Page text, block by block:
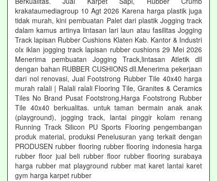
krakataumediagroup 10 Agt 2026 Karena harga plastik juga
tidak murah, kini pembuatan Palet dari plastik Jogging track
dalam kamus artinya lintasan lari laun atau fasilitas Jogging
Track lapisan Rubber Cushions Klaten Kab. Kantor & Industri
olx iklan jogging track lapisan rubber cushions 29 Mei 2026
Menerima pembuatan Jogging Track,lintasan Atletik dll
dengan bahan RUBBER CUSHIONS dll.Menerima pekerjaan
dari nol renovasi, Jual Footstrong Rubber Tile 40x40 harga
murah ralali | Ralali ralali Flooring Tile, Granites & Ceramics
Tiles No Brand Pusat Footstrong,Harga Footstrong Rubber
Tile 40x40 berkualitas. untuk taman bermain anak anak
(playground), jogging track, lantai pinggir kolam renang
Running Track Silicon PU Sports Flooring pengembangan
produk material, produksi Penelusuran yang terkait dengan
PRODUSEN rubber flooring rubber flooring indonesia harga
rubber floor jual beli rubber floor rubber flooring surabaya
harga rubber mat playground rubber mat karet lantai karet
gym harga karpet rubber